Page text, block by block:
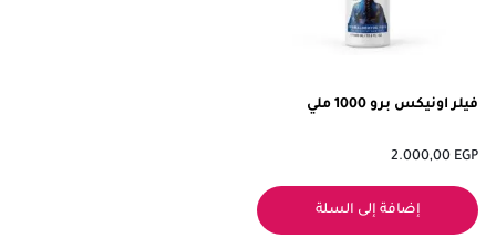
فيلر اونيكس برو 1000 ملي
2.000,00 EGP
إضافة إلى السلة